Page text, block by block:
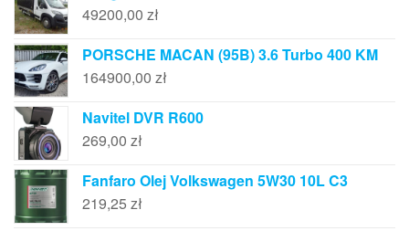
49200,00 zł
PORSCHE MACAN (95B) 3.6 Turbo 400 KM
164900,00 zł
Navitel DVR R600
269,00 zł
Fanfaro Olej Volkswagen 5W30 10L C3
219,25 zł